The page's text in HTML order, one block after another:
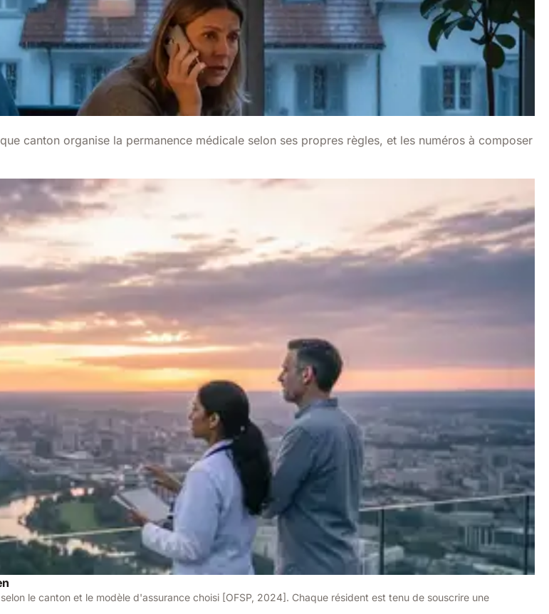
canton organise la permanence médicale selon ses propres règles, et les numéros à composer
le canton et le modèle d'assurance choisi [OFSP, 2024]. Chaque résident est tenu de souscrire une